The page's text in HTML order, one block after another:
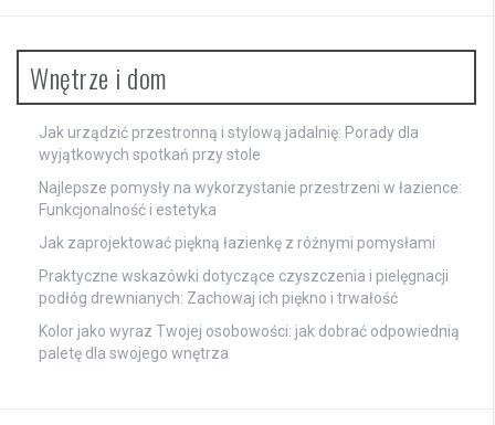
Wnętrze i dom
Jak urządzić przestronną i stylową jadalnię: Porady dla
wyjątkowych spotkań przy stole
Najlepsze pomysły na wykorzystanie przestrzeni w łazience:
Funkcjonalność i estetyka
Jak zaprojektować piękną łazienkę z różnymi pomysłami
Praktyczne wskazówki dotyczące czyszczenia i pielęgnacji
podłóg drewnianych: Zachowaj ich piękno i trwałość
Kolor jako wyraz Twojej osobowości: jak dobrać odpowiednią
paletę dla swojego wnętrza